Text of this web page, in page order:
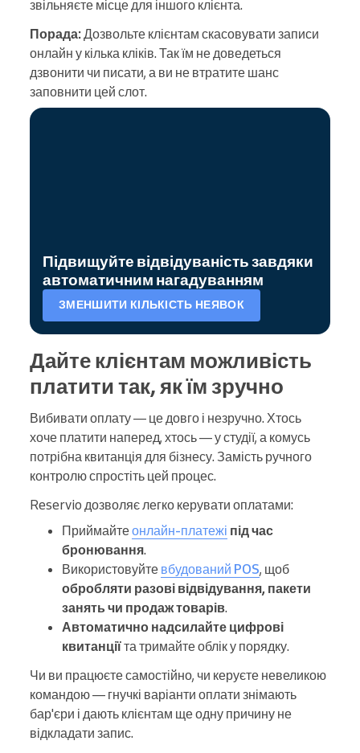
звільняєте місце для іншого клієнта.
Порада:Дозвольте клієнтам скасовувати записи
онлайн у кілька кліків. Так їм не доведеться
дзвонити чи писати, а ви не втратите шанс
заповнити цей слот.
Підвищуйте відвідуваність завдяки
автоматичним нагадуванням
ЗМЕНШИТИ КІЛЬКІСТЬ НЕЯВОК
Дайте клієнтам можливість
платити так, як їм зручно
Вибивати оплату — це довго і незручно. Хтось
хоче платити наперед, хтось — у студії, а комусь
потрібна квитанція для бізнесу. Замість ручного
контролю спростіть цей процес.
Reservio дозволяє легко керувати оплатами:
Приймайтеонлайн-платежі під час
бронювання.
Використовуйте вбудований POS, щоб
обробляти разові відвідування, пакети
занять чи продаж товарів.
Автоматично надсилайте цифрові
квитанціїта тримайте облік у порядку.
Чи ви працюєте самостійно, чи керуєте невеликою
командою — гнучкі варіанти оплати знімають
бар'єри і дають клієнтам ще одну причину не
відкладати запис.